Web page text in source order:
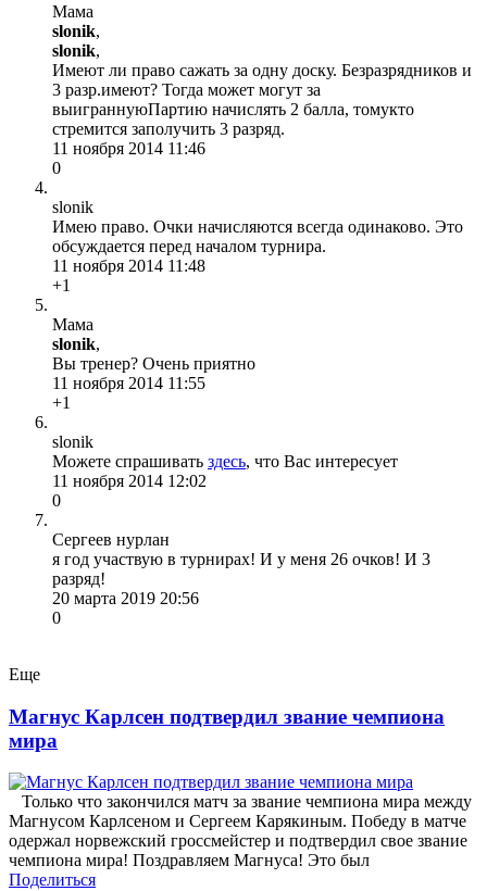
Мама
slonik,
slonik,
Имеют ли право сажать за одну доску. Безразрядников и
3 разр.имеют? Тогда может могут за
выиграннуюПартию начислять 2 балла, томукто
стремится заполучить 3 разряд.
11 ноября 2014 11:46
0
slonik
Имею право. Очки начисляются всегда одинаково. Это
обсуждается перед началом турнира.
11 ноября 2014 11:48
+1
Мама
slonik,
Вы тренер? Очень приятно
11 ноября 2014 11:55
+1
slonik
Можете спрашивать здесь, что Вас интересует
11 ноября 2014 12:02
0
Сергеев нурлан
я год участвую в турнирах! И у меня 26 очков! И 3
разряд!
20 марта 2019 20:56
0
Еще
Магнус Карлсен подтвердил звание чемпиона
мира
Только что закончился матч за звание чемпиона мира между
Магнусом Карлсеном и Сергеем Карякиным. Победу в матче
одержал норвежский гроссмейстер и подтвердил свое звание
чемпиона мира! Поздравляем Магнуса! Это был
Поделиться